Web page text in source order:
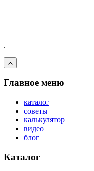
.
Главное меню
каталог
советы
калькулятор
видео
блог
Каталог